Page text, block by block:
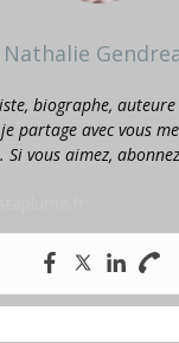
Nathalie
biographe,
partage avec vous
Si vous aimez,